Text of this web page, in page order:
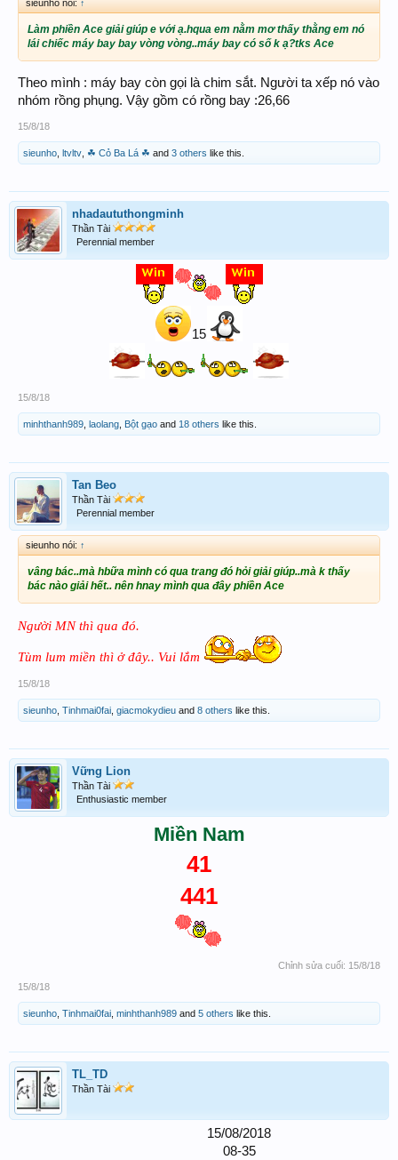
sieunho nói: ↑
Làm phiền Ace giải giúp e với ạ.hqua em nằm mơ thấy thằng em nó
lái chiếc máy bay bay vòng vòng..máy bay có số k ạ?tks Ace
Theo mình : máy bay còn gọi là chim sắt. Người ta xếp nó vào
nhóm rồng phụng. Vậy gồm có rồng bay :26,66
15/8/18
sieunho ltvltv ☘ Cỏ Ba Lá ☘ and 3 others like this.
nhadaututhongminh
Thần Tài
Perennial member
15
15/8/18
minhthanh989 laolang Bột gạo and 18 others like this.
Tan Beo
Thần Tài
Perennial member
sieunho nói: ↑
vâng bác..mà hbữa mình có qua trang đó hỏi giải giúp..mà k thấy
bác nào giải hết.. nên hnay mình qua đây phiền Ace
Người MN thì qua đó.
Tùm lum miền thì ở đây.. Vui lắm
15/8/18
sieunho Tinhmai0fai giacmokydieu and 8 others like this.
Vững Lion
Thần Tài
Enthusiastic member
Miền Nam
41
441
Chỉnh sửa cuối: 15/8/18
15/8/18
sieunho Tinhmai0fai minhthanh989 and 5 others like this.
TL_TD
Thần Tài
15/08/2018
08-35